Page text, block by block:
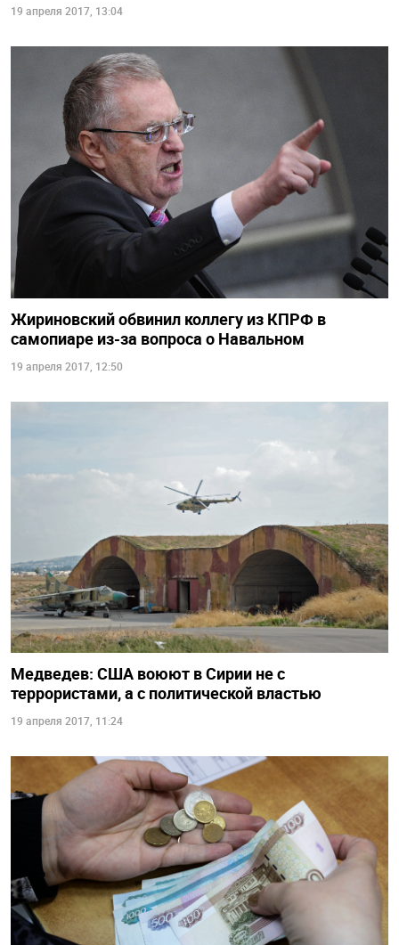
19 апреля 2017, 13:04
Жириновский обвинил коллегу из КПРФ в
самопиаре из-за вопроса о Навальном
19 апреля 2017, 12:50
Медведев: США воюют в Сирии не с
террористами, а с политической властью
19 апреля 2017, 11:24